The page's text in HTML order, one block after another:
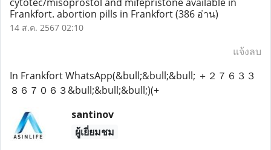
Frankfort. abortion pills in Frankfort(386 อ่าน)
14 ส.ค. 2567 02:10
แจ้งลบ
In Frankfort WhatsApp(&bull;&bull;&bull; ＋２７６３３
８６７０６３&bull;&bull;&bull;)(+
santinov
ผู้เยี่ยมชม